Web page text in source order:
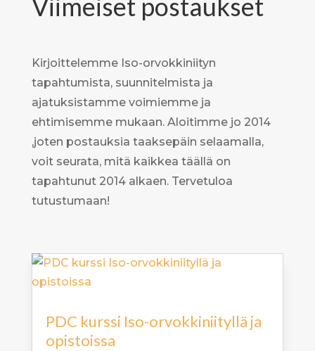
Viimeiset postaukset
Kirjoittelemme Iso-orvokkiniityn
tapahtumista, suunnitelmista ja
ajatuksistamme voimiemme ja
ehtimisemme mukaan. Aloitimme jo 2014
,joten postauksia taaksepäin selaamalla,
voit seurata, mitä kaikkea täällä on
tapahtunut 2014 alkaen. Tervetuloa
tutustumaan!
PDC kurssi Iso-orvokkiniityllä ja
opistoissa